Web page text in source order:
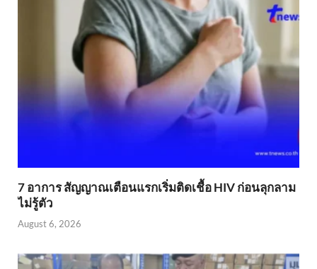
7 อาการ สัญญาณเตือนแรกเริ่มติดเชื้อ HIV ก่อนลุกลาม
ไม่รู้ตัว
August 6, 2026